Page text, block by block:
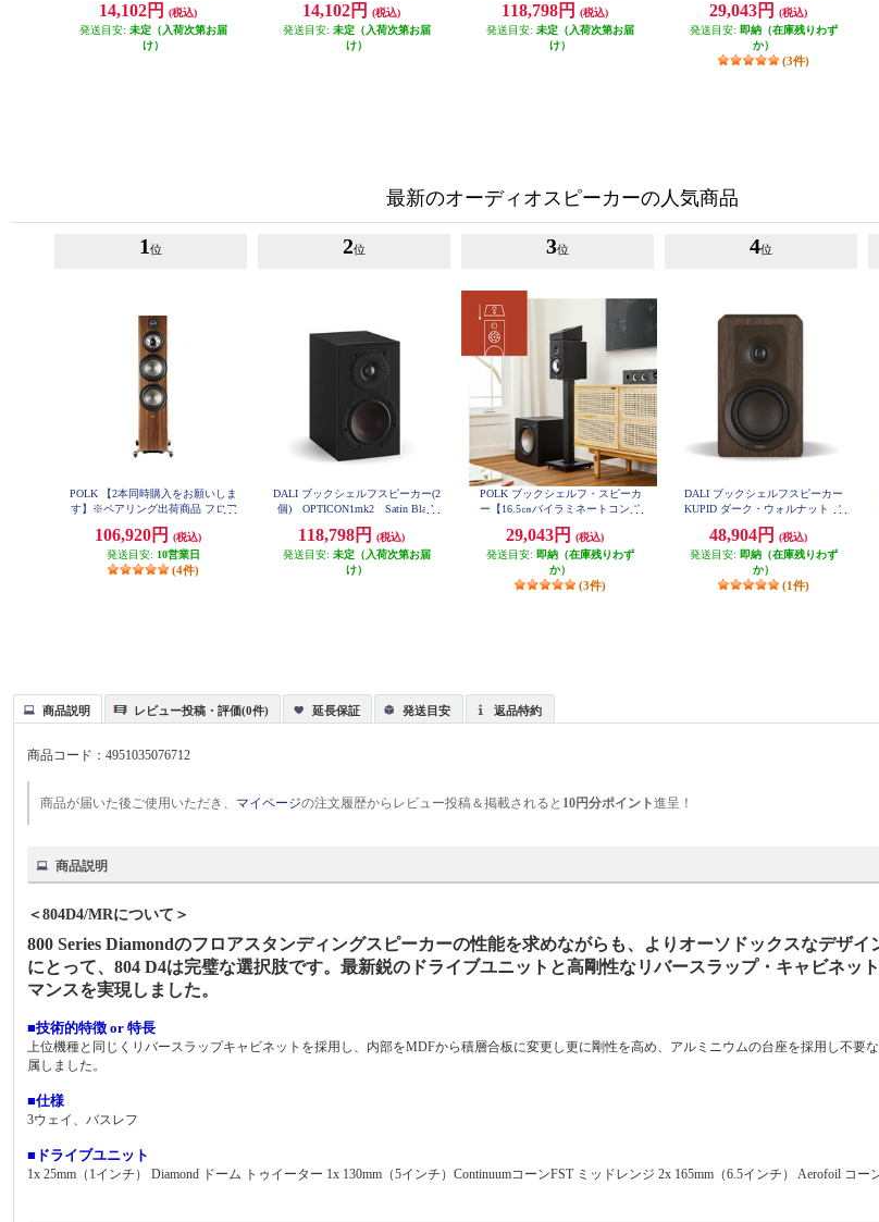
14,102円
(税込)
発送目安: 未定（入荷次第お届
け）
14,102円
(税込)
発送目安: 未定（入荷次第お届
け）
118,798円
(税込)
発送目安: 未定（入荷次第お届
け）
型/ブラックアッシュ】 MXT20
29,043円
(税込)
発送目安: 即納（在庫残りわず
か）
(3件)
最新のオーディオスピーカーの人気商品
1 位
POLK 【2本同時購入をお願いしま
す】※ペアリング出荷商品 フロア
シリーズ ブラウン R700BRN
106,920円
(税込)
発送目安: 10営業日
(4件)
2位
DALI ブックシェルフスピーカー(2
個) OPTICON1mk2 Satin Black
118,798円
(税込)
発送目安: 未定（入荷次第お届
け）
3位
POLK ブックシェルフ・スピーカ
ー【16.5㎝バイラミネートコンポ
型/ブラックアッシュ】 MXT20
29,043円
(税込)
発送目安: 即納（在庫残りわず
か）
(3件)
4位
DALI ブックシェルフスピーカー
KUPID ダーク・ウォルナット ペ
48,904円
(税込)
発送目安: 即納（在庫残りわず
か）
(1件)
商品説明 レビュー投稿・評価(0件) 延長保証 発送目安 返品特約
商品コード：4951035076712
商品が届いた後ご使用いただき、 マイページの注文履歴からレビュー投稿＆掲載されると 10円分ポイント進呈！
商品説明
＜804D4/MRについて＞
800 Series Diamondのフロアスタンディングスピーカーの性能を求めながらも、よりオーソドックスなデザイ
にとって、804 D4は完璧な選択肢です。最新鋭のドライブユニットと高剛性なリバースラップ・キャビネッ
マンスを実現しました。
■技術的特徴 or 特長
上位機種と同じくリバースラップキャビネットを採用し、内部をMDFから積層合板に変更し更に剛性を高め、アルミニウムの台座を採用し不要
属しました。
■仕様
3ウェイ、バスレフ
■ドライブユニット
1x 25mm（1インチ） Diamond ドーム トゥイーター 1x 130mm（5インチ）ContinuumコーンFST ミッドレンジ 2x 165mm（6.5インチ） Aerofoil コー